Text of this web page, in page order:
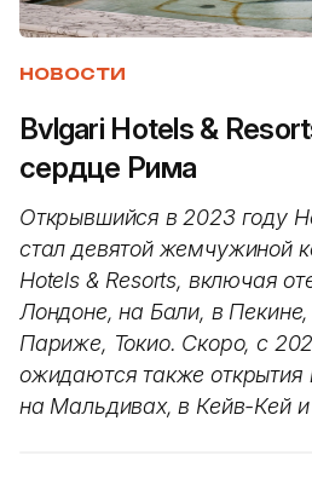
НОВОСТИ
Bvlgari Hotels &
сердце Рима
Открывшийся в 2023 году
стал девятой жемчужиной
Hotels & Resorts, включая
Лондоне, на Бали, в
Париже, Токио. Скоро, с
ожидаются также
на Мальдивах, в Кейв-Кей